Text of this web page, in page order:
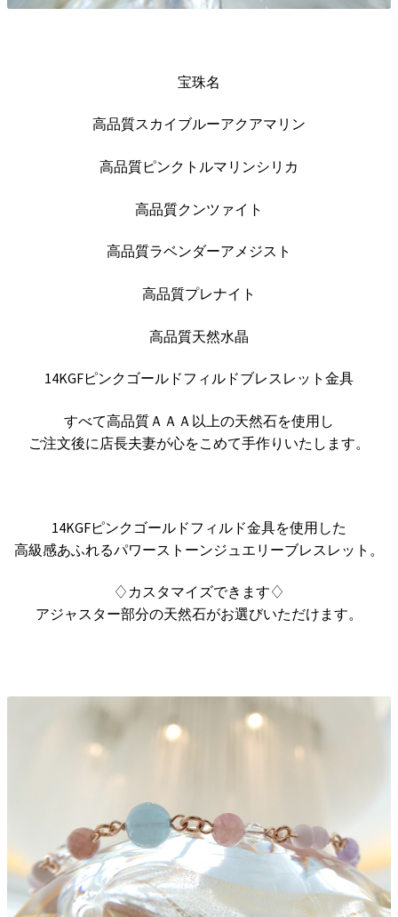
宝珠名
高品質スカイブルーアクアマリン
高品質ピンクトルマリンシリカ
高品質クンツァイト
高品質ラベンダーアメジスト
高品質プレナイト
高品質天然水晶
14KGFピンクゴールドフィルドブレスレット金具
すべて高品質ＡＡＡ以上の天然石を使用し
ご注文後に店長夫妻が心をこめて手作りいたします。
14KGFピンクゴールドフィルド金具を使用した
高級感あふれるパワーストーンジュエリーブレスレット。
♢カスタマイズできます♢
アジャスター部分の天然石がお選びいただけます。